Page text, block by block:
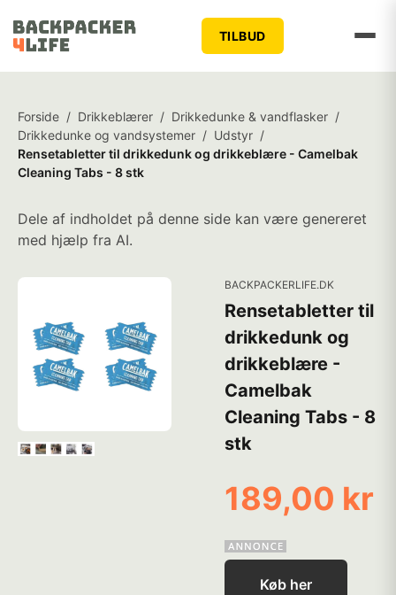
TILBUD
Forside / Drikkeblærer / Drikkedunke & vandflasker /
Drikkedunke og vandsystemer / Udstyr /
Rensetabletter til drikkedunk og drikkeblære - Camelbak
Cleaning Tabs - 8 stk
Dele af indholdet på denne side kan være genereret
med hjælp fra AI.
BACKPACKERLIFE.DK
Rensetabletter til
drikkedunk og
drikkeblære -
Camelbak
Cleaning Tabs - 8
stk
189,00 kr
Køb her